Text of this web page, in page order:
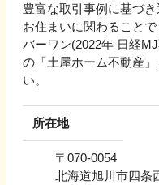
豊富な取引事例に基づ
お住まいに関わること
バーワン(2022年 日経
の「土屋ホーム不動産
い。
所在地
〒 070-0054
北海道旭川市四条